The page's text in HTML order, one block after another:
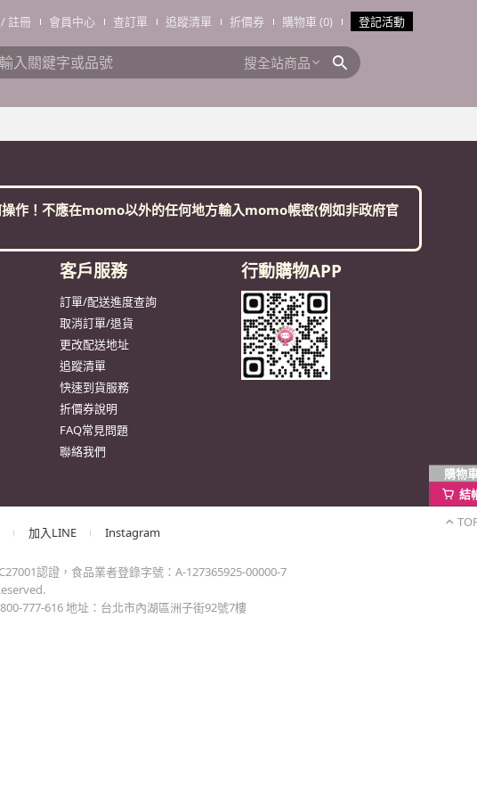
/註冊 會員中心 查訂單 追蹤清單 折價券 購物車 (0) 登記活動
搜全站商品
購物
結